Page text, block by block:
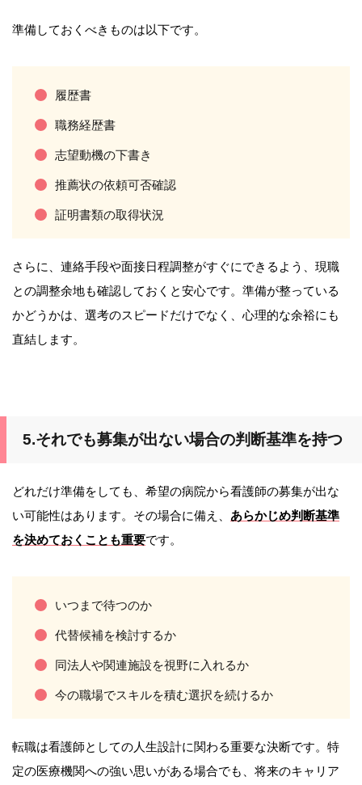
準備しておくべきものは以下です。
履歴書
職務経歴書
志望動機の下書き
推薦状の依頼可否確認
証明書類の取得状況
さらに、連絡手段や面接日程調整がすぐにできるよう、現職
との調整余地も確認しておくと安心です。準備が整っている
かどうかは、選考のスピードだけでなく、心理的な余裕にも
直結します。
5.それでも募集が出ない場合の判断基準を持つ
どれだけ準備をしても、希望の病院から看護師の募集が出な
い可能性はあります。その場合に備え、 あらかじめ判断基準
を決めておくことも重要です。
いつまで待つのか
代替候補を検討するか
同法人や関連施設を視野に入れるか
今の職場でスキルを積む選択を続けるか
転職は看護師としての人生設計に関わる重要な決断です。特
定の医療機関への強い思いがある場合でも、将来のキャリア